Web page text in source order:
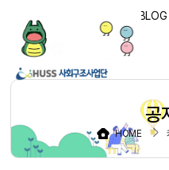
NAVER BLOG
공
HOME